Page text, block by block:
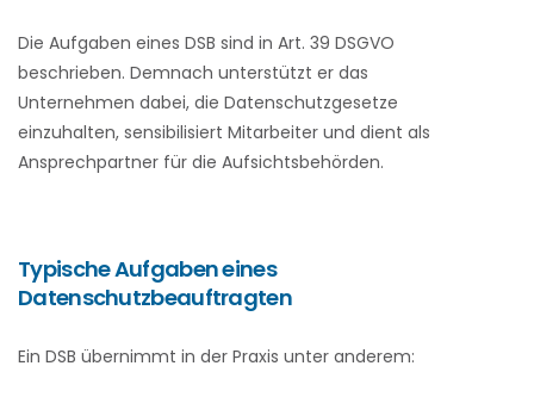
Die Aufgaben eines DSB sind in Art. 39 DSGVO
beschrieben. Demnach unterstützt er das
Unternehmen dabei, die Datenschutzgesetze
einzuhalten, sensibilisiert Mitarbeiter und dient als
Ansprechpartner für die Aufsichtsbehörden.
Typische Aufgaben eines
Datenschutzbeauftragten
Ein DSB übernimmt in der Praxis unter anderem: